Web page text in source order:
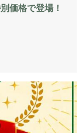
価格で登場！